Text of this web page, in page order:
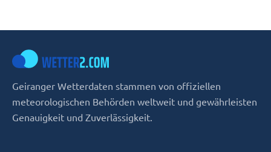
Geiranger Wetterdaten stammen von offiziellen
meteorologischen Behörden weltweit und gewährleisten
Genauigkeit und Zuverlässigkeit.